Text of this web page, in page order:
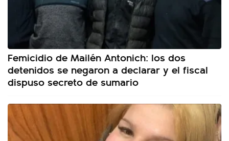
Femicidio de Mailén Antonich: los dos
detenidos se negaron a declarar y el fiscal
dispuso secreto de sumario